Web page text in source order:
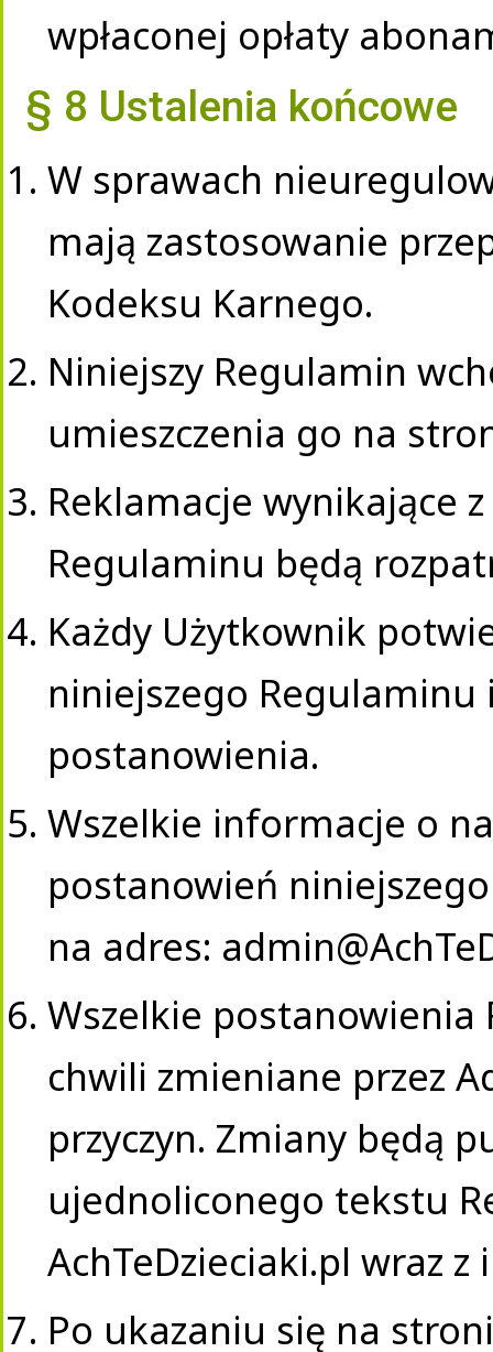
wpłaconej opłaty
§ 8 Ustalenia końcowe
W sprawach
mają zastosowanie
Kodeksu Karnego.
Niniejszy Regulamin
umieszczenia go na
Reklamacje wynikające
Regulaminu będą
Każdy Użytkownik
niniejszego
postanowienia.
Wszelkie informacje o
postanowień
na adres:
Wszelkie
chwili zmieniane przez
przyczyn. Zmiany będą
ujednoliconego tekstu
AchTeDzieciaki.pl wraz
Po ukazaniu się na